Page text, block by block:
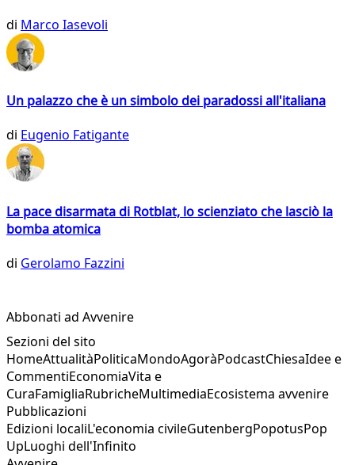
di Marco Iasevoli
Un palazzo che è un simbolo dei paradossi all'italiana
di Eugenio Fatigante
La pace disarmata di Rotblat, lo scienziato che lasciò la
bomba atomica
di Gerolamo Fazzini
Abbonati ad Avvenire
Sezioni del sito
HomeAttualitàPoliticaMondoAgoràPodcastChiesaIdee e
CommentiEconomiaVita e
CuraFamigliaRubricheMultimediaEcosistema avvenire
Pubblicazioni
Edizioni localiL'economia civileGutenbergPopotusPop
UpLuoghi dell'Infinito